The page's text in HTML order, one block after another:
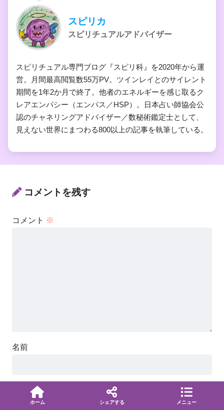
スピリカ
スピリチュアルアドバイザー
スピリチュアル専門ブログ『スピリ科』を2020年から運
営。月間最高閲覧数55万PV。ツインレイとのサイレント
期間を1年2か月で終了。他者のエネルギーを感じ取るク
レアエンパシー（エンパス／HSP）。日本占い師協会公
認のチャネリングアドバイザー／数秘術鑑定士として、
見えない世界にまつわる800以上の記事を執筆している。
コメントを残す
コメント ※
名前
ホーム シェアする メニュー